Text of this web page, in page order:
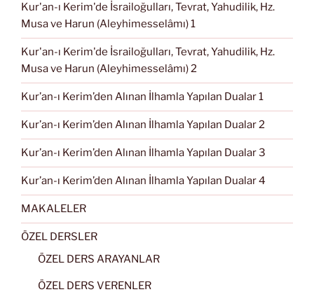
Kur'an-ı Kerim'de İsrailoğulları, Tevrat, Yahudilik, Hz.
Musa ve Harun (Aleyhimesselâmı) 1
Kur'an-ı Kerim'de İsrailoğulları, Tevrat, Yahudilik, Hz.
Musa ve Harun (Aleyhimesselâmı) 2
Kur’an-ı Kerim’den Alınan İlhamla Yapılan Dualar 1
Kur’an-ı Kerim’den Alınan İlhamla Yapılan Dualar 2
Kur’an-ı Kerim’den Alınan İlhamla Yapılan Dualar 3
Kur’an-ı Kerim’den Alınan İlhamla Yapılan Dualar 4
MAKALELER
ÖZEL DERSLER
ÖZEL DERS ARAYANLAR
ÖZEL DERS VERENLER